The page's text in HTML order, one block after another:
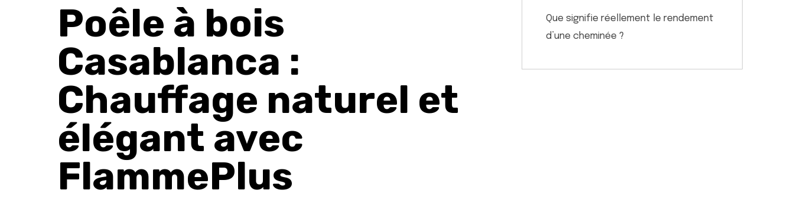
Poêle à bois
Casablanca :
Chauffage naturel et
élégant avec
FlammePlus
Que signifie réellement le rendement
d’une cheminée ?